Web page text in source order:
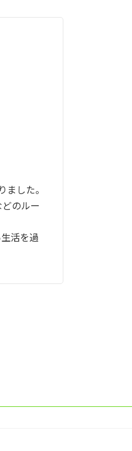
した。
のルー
活を過